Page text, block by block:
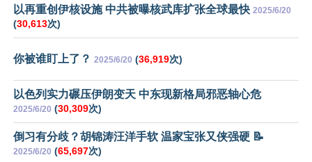
以再重创伊核设施 中共被曝核武库扩张全球最快 2025/6/20
(30,613次)
你被谁盯上了？ 2025/6/20 (36,919次)
以色列实力碾压伊朗变天 中东现新格局邪恶轴心危
2025/6/20 (30,309次)
倒习有分歧？胡锦涛汪洋手软 温家宝张又侠强硬 📝
2025/6/20 (65,697次)